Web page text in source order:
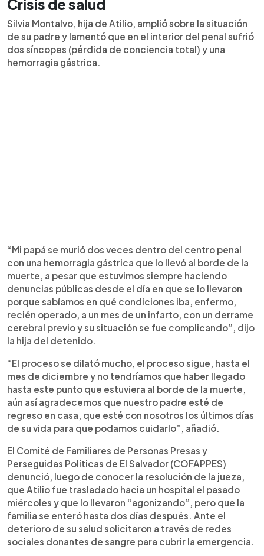
Crisis de salud
Silvia Montalvo, hija de Atilio, amplió sobre la situación
de su padre y lamentó que en el interior del penal sufrió
dos síncopes (pérdida de conciencia total) y una
hemorragia gástrica.
“Mi papá se murió dos veces dentro del centro penal
con una hemorragia gástrica que lo llevó al borde de la
muerte, a pesar que estuvimos siempre haciendo
denuncias públicas desde el día en que se lo llevaron
porque sabíamos en qué condiciones iba, enfermo,
recién operado, a un mes de un infarto, con un derrame
cerebral previo y su situación se fue complicando”, dijo
la hija del detenido.
“El proceso se dilató mucho, el proceso sigue, hasta el
mes de diciembre y no tendríamos que haber llegado
hasta este punto que estuviera al borde de la muerte,
aún así agradecemos que nuestro padre esté de
regreso en casa, que esté con nosotros los últimos días
de su vida para que podamos cuidarlo”, añadió.
El Comité de Familiares de Personas Presas y
Perseguidas Políticas de El Salvador (COFAPPES)
denunció, luego de conocer la resolución de la jueza,
que Atilio fue trasladado hacia un hospital el pasado
miércoles y que lo llevaron “agonizando”, pero que la
familia se enteró hasta dos días después. Ante el
deterioro de su salud solicitaron a través de redes
sociales donantes de sangre para cubrir la emergencia.